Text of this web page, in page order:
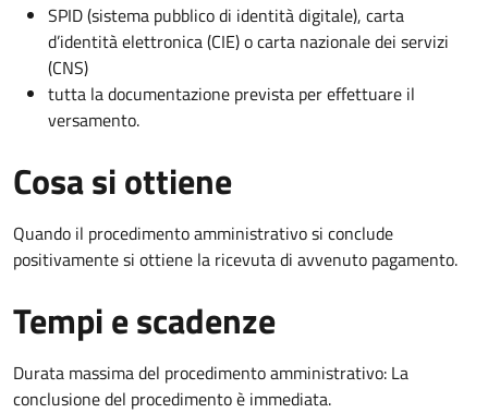
SPID (sistema pubblico di identità digitale), carta
d’identità elettronica (CIE) o carta nazionale dei servizi
(CNS)
tutta la documentazione prevista per effettuare il
versamento.
Cosa si ottiene
Quando il procedimento amministrativo si conclude
positivamente si ottiene la ricevuta di avvenuto pagamento.
Tempi e scadenze
Durata massima del procedimento amministrativo: La
conclusione del procedimento è immediata.